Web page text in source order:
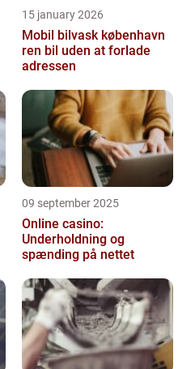
15 january 2026
Mobil bilvask københavn
ren bil uden at forlade
adressen
09 september 2025
Online casino:
Underholdning og
spænding på nettet